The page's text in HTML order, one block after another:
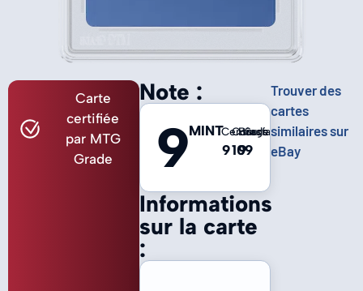
Carte
certifiée
par MTG
Grade
Informations
sur la carte
:
Note :
9MINTCentrage
9
Coins
10
Bords
9
Surface
9
Trouver des
cartes
similaires sur
eBay